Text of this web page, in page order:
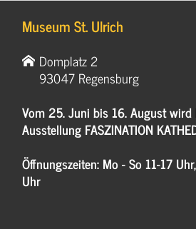
Museum St. Ulrich
Domplatz 2
93047 Regensburg
Vom 25. Juni bis 16. August
Ausstellung FASZINATION
Öffnungszeiten: Mo - So 11-17
Uhr